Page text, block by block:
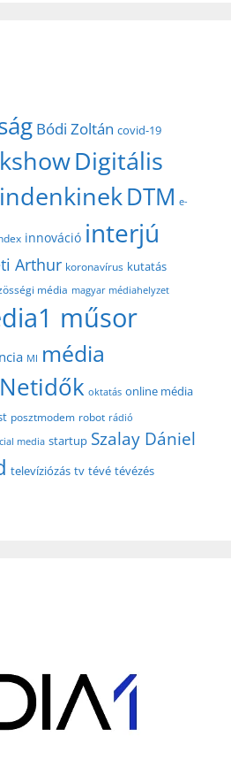
Bódi Zoltán covid-19
Digitális
DTM e-
innováció interjú
Arthur koronavírus kutatás
média magyar médiahelyzet
műsor
MI média
Netidők oktatás online média
posztmodem robot rádió
media startup Szalay Dániel
televíziózás tv tévé tévézés